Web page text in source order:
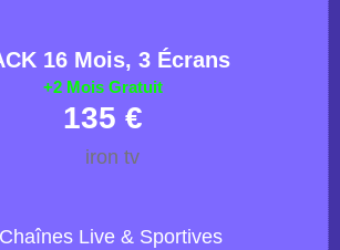
16 Mois, 3 Écrans​​
+2 Mois Gratuit
135 €
Live & Sportives